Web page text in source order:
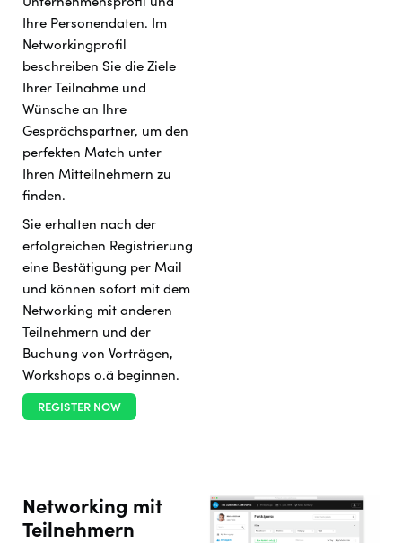
Ihre Personendaten. Im
Networkingprofil
beschreiben Sie die Ziele
Ihrer Teilnahme und
Wünsche an Ihre
Gesprächspartner, um den
perfekten Match unter
Ihren Mitteilnehmern zu
finden.
Sie erhalten nach der
erfolgreichen Registrierung
eine Bestätigung per Mail
und können sofort mit dem
Networking mit anderen
Teilnehmern und der
Buchung von Vorträgen,
Workshops o.ä beginnen.
REGISTER NOW
Networking mit
Teilnehmern